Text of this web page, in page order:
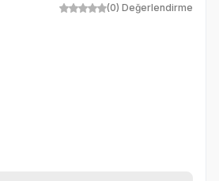
(0) Değerlendirme